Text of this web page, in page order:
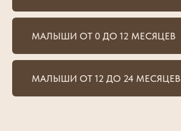
МАЛЫШИ ОТ 0 ДО 12 МЕСЯЦЕВ
МАЛЫШИ ОТ 12 ДО 24 МЕСЯЦЕВ